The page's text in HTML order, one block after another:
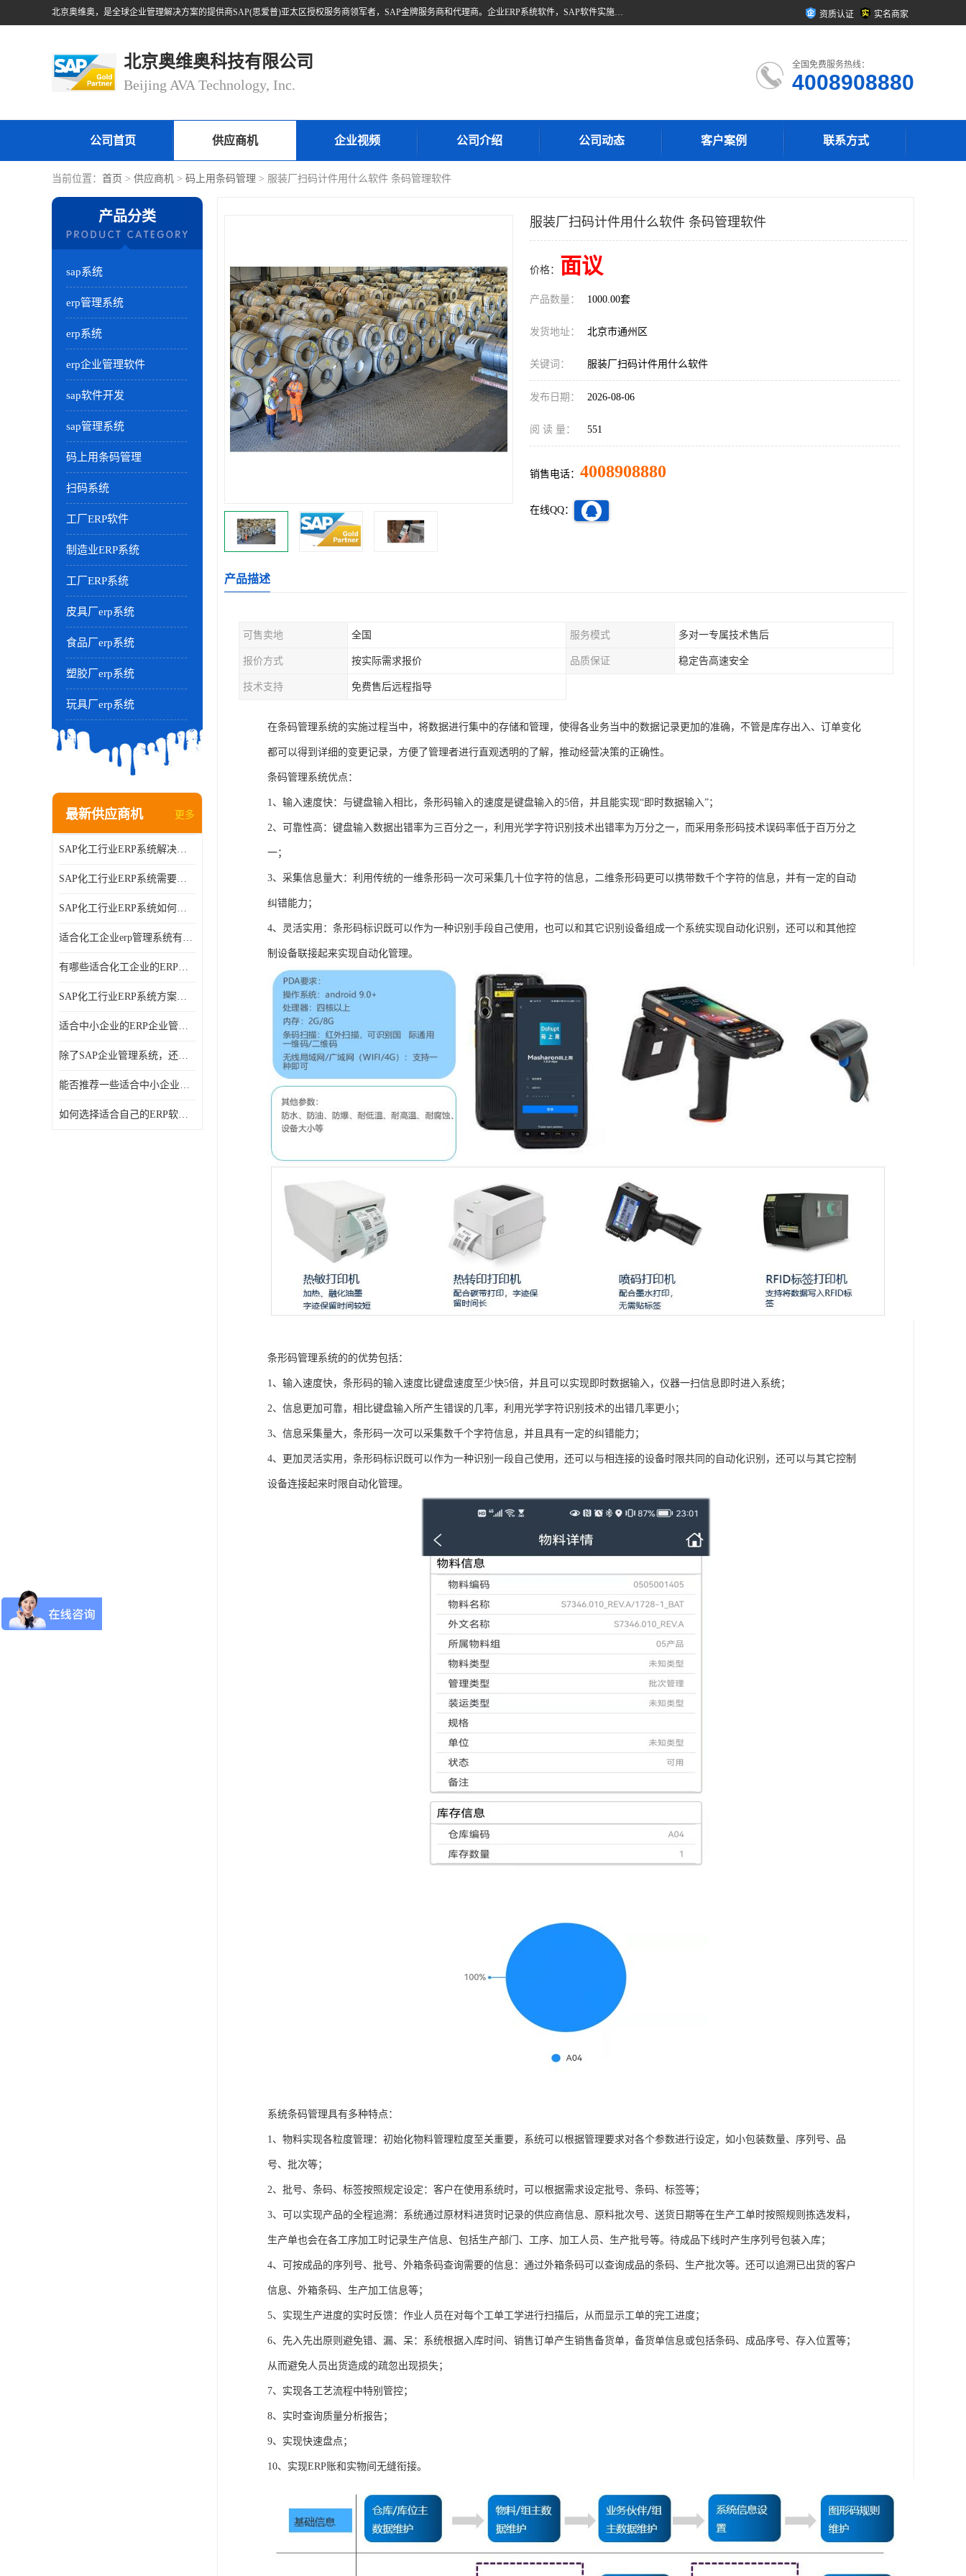
北京奥维奥，是全球企业管理解决方案的提供商SAP(思爱普)亚太区授权服务商领军者，SAP金牌服务商和代理商。企业ERP系统软件，SAP软件实施，17年来服务客户1500多家。提供SAP Business One，SAP Business ByDesign，SAP S/4HANA Cloud，SAP Analytics Cloud （分析云）等产品与解决方案。咨询专线：400-890-8880 资质认证 实名商家
北京奥维奥科技有限公司
Beijing AVA Technology, Inc.
全国免费服务热线：
4008908880
公司首页 供应商机 企业视频 公司介绍 公司动态 客户案例 联系方式
当前位置： 首页 > 供应商机 > 码上用条码管理 > 服装厂扫码计件用什么软件 条码管理软件
产品分类
sap系统
erp管理系统
erp系统
erp企业管理软件
sap软件开发
sap管理系统
码上用条码管理
扫码系统
工厂ERP软件
制造业ERP系统
工厂ERP系统
皮具厂erp系统
食品厂erp系统
塑胶厂erp系统
玩具厂erp系统
最新供应商机 更多
SAP化工行业ERP系统解决方案的细节和功能介绍？北京奥维奥
SAP化工行业ERP系统需要多少钱？北京奥维奥
SAP化工行业ERP系统如何帮助企业提率和降？北京奥维奥
适合化工企业erp管理系统有哪些？分别有哪些优势?
有哪些适合化工企业的ERP管理系统？分别需要多少钱？
SAP化工行业ERP系统方案介绍？SAP实施商，北京奥维奥
适合中小企业的ERP企业管理系统的价格大概是多少？北京奥维奥
除了SAP企业管理系统，还有哪些类似的企业管理软件可以推荐？
能否推荐一些适合中小企业的ERP企业管理软件？北京奥维奥
如何选择适合自己的ERP软件？北京奥维奥
服装厂扫码计件用什么软件 条码管理软件
价格： 面议
产品数量： 1000.00套
发货地址： 北京市通州区
关键词： 服装厂扫码计件用什么软件
发布日期： 2026-08-06
阅 读 量： 551
销售电话： 4008908880
在线QQ：
产品描述
可售卖地 全国 服务模式 多对一专属技术售后
报价方式 按实际需求报价 品质保证 稳定告高速安全
技术支持 免费售后远程指导
在条码管理系统的实施过程当中，将数据进行集中的存储和管理，使得各业务当中的数据记录更加的准确，不管是库存出入、订单变化
都可以得到详细的变更记录，方便了管理者进行直观透明的了解，推动经营决策的正确性。
条码管理系统优点：
1、输入速度快：与键盘输入相比，条形码输入的速度是键盘输入的5倍，并且能实现“即时数据输入”；
2、可靠性高：键盘输入数据出错率为三百分之一，利用光学字符识别技术出错率为万分之一，而采用条形码技术误码率低于百万分之
一；
3、采集信息量大：利用传统的一维条形码一次可采集几十位字符的信息，二维条形码更可以携带数千个字符的信息，并有一定的自动
纠错能力；
4、灵活实用：条形码标识既可以作为一种识别手段自己使用，也可以和其它识别设备组成一个系统实现自动化识别，还可以和其他控
制设备联接起来实现自动化管理。
条形码管理系统的的优势包括：
1、输入速度快，条形码的输入速度比键盘速度至少快5倍，并且可以实现即时数据输入，仪器一扫信息即时进入系统；
2、信息更加可靠，相比键盘输入所产生错误的几率，利用光学字符识别技术的出错几率更小；
3、信息采集量大，条形码一次可以采集数千个字符信息，并且具有一定的纠错能力；
4、更加灵活实用，条形码标识既可以作为一种识别一段自己使用，还可以与相连接的设备时限共同的自动化识别，还可以与其它控制
设备连接起来时限自动化管理。
系统条码管理具有多种特点：
1、物料实现各粒度管理：初始化物料管理粒度至关重要，系统可以根据管理要求对各个参数进行设定，如小包装数量、序列号、品
号、批次等；
2、批号、条码、标签按照规定设定：客户在使用系统时，可以根据需求设定批号、条码、标签等；
3、可以实现产品的全程追溯：系统通过原材料进货时记录的供应商信息、原料批次号、送货日期等在生产工单时按照规则拣选发料，
生产单也会在各工序加工时记录生产信息、包括生产部门、工序、加工人员、生产批号等。待成品下线时产生序列号包装入库；
4、可按成品的序列号、批号、外箱条码查询需要的信息：通过外箱条码可以查询成品的条码、生产批次等。还可以追溯已出货的客户
信息、外箱条码、生产加工信息等；
5、实现生产进度的实时反馈：作业人员在对每个工单工学进行扫描后，从而显示工单的完工进度；
6、先入先出原则避免错、漏、呆：系统根据入库时间、销售订单产生销售备货单，备货单信息或包括条码、成品序号、存入位置等；
从而避免人员出货造成的疏忽出现损失；
7、实现各工艺流程中特别管控；
8、实时查询质量分析报告；
9、实现快速盘点；
10、实现ERP账和实物间无缝衔接。